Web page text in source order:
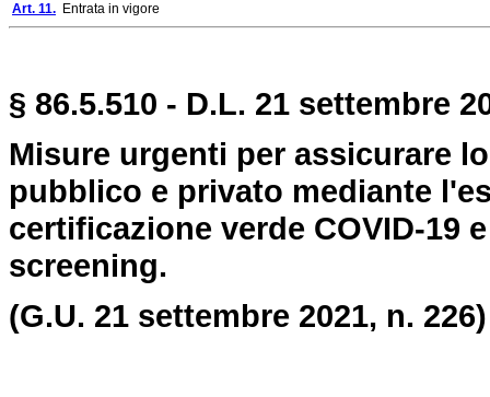
Art. 11. Entrata in vigore
§ 86.5.510 - D.L. 21 settembre
Misure urgenti per assicurare
pubblico e privato mediante
certificazione verde COVID-19
screening.
(G.U. 21 settembre 2021, n. 226)